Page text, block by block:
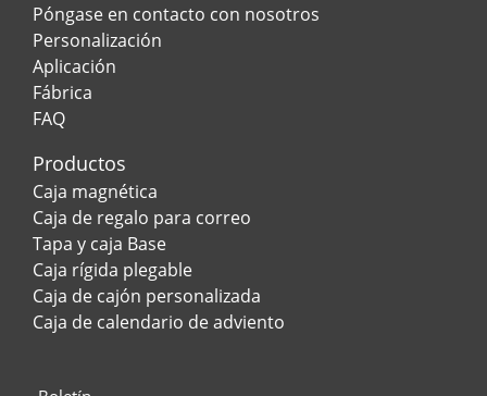
Póngase en contacto con nosotros
Personalización
Aplicación
Fábrica
FAQ
Productos
Caja magnética
Caja de regalo para correo
Tapa y caja Base
Caja rígida plegable
Caja de cajón personalizada
Caja de calendario de adviento